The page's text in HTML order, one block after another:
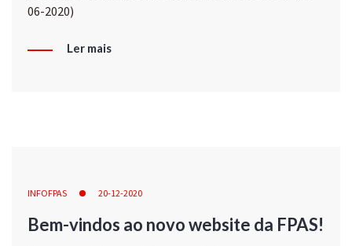
06-2020)
Ler mais
INFOFPAS 20-12-2020
Bem-vindos ao novo website da FPAS!